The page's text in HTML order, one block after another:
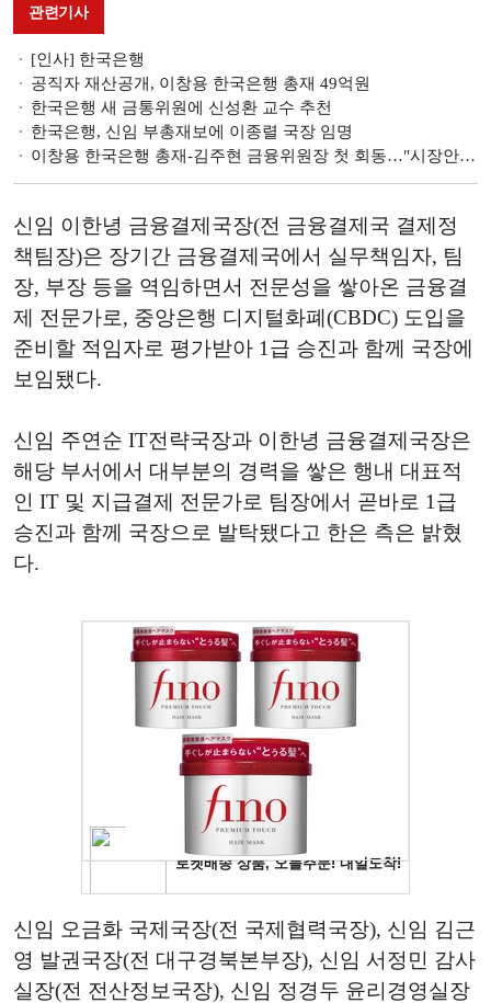
관련기사
[인사] 한국은행
공직자 재산공개, 이창용 한국은행 총재 49억원
한국은행 새 금통위원에 신성환 교수 추천
한국은행, 신임 부총재보에 이종렬 국장 임명
이창용 한국은행 총재-김주현 금융위원장 첫 회동…"시장안정 등 위해 정책공조 강화"
신임 이한녕 금융결제국장(전 금융결제국 결제정
책팀장)은 장기간 금융결제국에서 실무책임자, 팀
장, 부장 등을 역임하면서 전문성을 쌓아온 금융결
제 전문가로, 중앙은행 디지털화폐(CBDC) 도입을
준비할 적임자로 평가받아 1급 승진과 함께 국장에
보임됐다.
신임 주연순 IT전략국장과 이한녕 금융결제국장은
해당 부서에서 대부분의 경력을 쌓은 행내 대표적
인 IT 및 지급결제 전문가로 팀장에서 곧바로 1급
승진과 함께 국장으로 발탁됐다고 한은 측은 밝혔
다.
신임 오금화 국제국장(전 국제협력국장), 신임 김근
영 발권국장(전 대구경북본부장), 신임 서정민 감사
실장(전 전산정보국장), 신임 정경두 윤리경영실장